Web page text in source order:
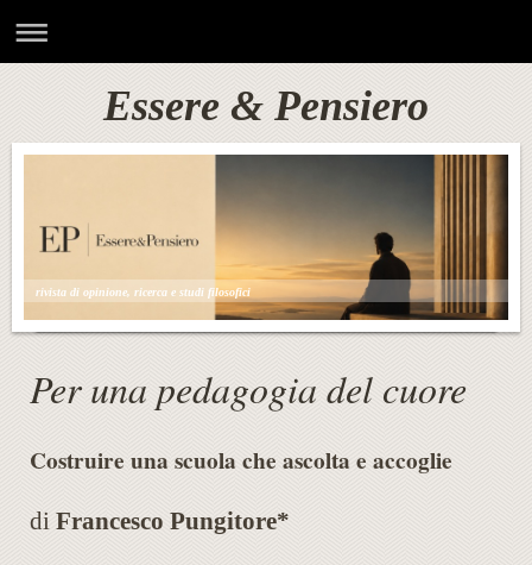
Essere & Pensiero
rivista di opinione, ricerca e studi filosofici
Per una pedagogia del cuore
Costruire una scuola che ascolta e accoglie
di Francesco Pungitore*